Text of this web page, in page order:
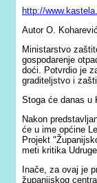
http://
Autor O.
Ministarstvo
gospodarenje
doći. Potvrdio je
graditeljstvo i
Stoga će danas u
Nakon
će u ime općine
Projekt
meti kritika
Inače, za ovaj je
županijskog